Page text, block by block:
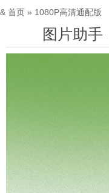
& 首页 » 1080P高清通配版
图片助手